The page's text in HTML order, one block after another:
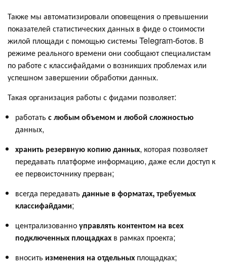
Также мы автоматизировали оповещения о превышении
показателей статистических данных в фиде о стоимости
жилой площади с помощью системы Telegram-ботов. В
режиме реального времени они сообщают специалистам
по работе с классифайдами о возникших проблемах или
успешном завершении обработки данных.
Такая организация работы с фидами позволяет:
работать с любым объемом и любой сложностью
данных,
хранить резервную копию данных, которая позволяет
передавать платформе информацию, даже если доступ к
ее первоисточнику прерван;
всегда передавать данные в форматах, требуемых
классифайдами;
централизованноуправлять контентом на всех
подключенных площадках в рамках проекта;
вносить изменения на отдельных площадках;